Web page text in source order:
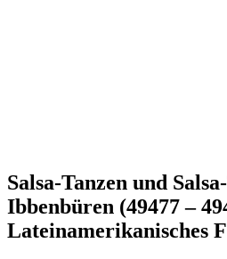
Salsa-Tanzen und
Ibbenbüren (49477 –
Lateinamerikanisches